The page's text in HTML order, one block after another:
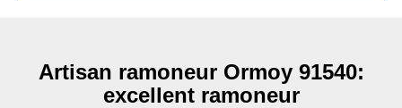
Artisan ramoneur Ormoy 91540:
excellent ramoneur